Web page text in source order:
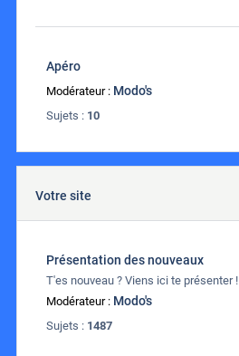
Apéro
Modérateur : Modo's
Sujets : 10
Votre site
Présentation des nouveaux
T'es nouveau ? Viens ici te présenter !
Modérateur : Modo's
Sujets : 1487